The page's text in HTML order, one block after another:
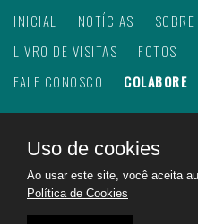
INICIAL NOTÍCIAS
LIVRO DE VISITAS
FOTOS
FALE CONOSCO
COLABORE
2026Web Rádio
reservados.
Feito com
no Brasil para
Rádio Fraternidade a
Uso de cookies
Ao usar este site, você aceita
Política de Cookies